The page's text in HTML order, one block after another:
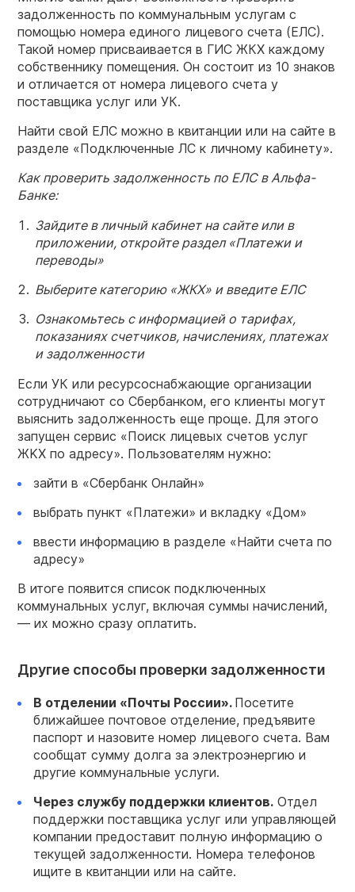
задолженность по коммунальным услугам с
помощью номера единого лицевого счета (ЕЛС).
Такой номер присваивается в ГИС ЖКХ каждому
собственнику помещения. Он состоит из 10 знаков
и отличается от номера лицевого счета у
поставщика услуг или УК.
Найти свой ЕЛС можно в квитанции или на сайте в
разделе «Подключенные ЛС к личному кабинету».
Как проверить задолженность по ЕЛС в Альфа-
Банке:
Зайдите в личный кабинет на сайте или в
приложении, откройте раздел «Платежи и
переводы»
Выберите категорию «ЖКХ» и введите ЕЛС
Ознакомьтесь с информацией о тарифах,
показаниях счетчиков, начислениях, платежах
и задолженности
Если УК или ресурсоснабжающие организации
сотрудничают со Сбербанком, его клиенты могут
выяснить задолженность еще проще. Для этого
запущен сервис «Пoиcк лицeвыx cчeтoв ycлyг
ЖKX пo aдpecy». Пользователям нужно:
зайти в «Сбербанк Онлайн»
выбрать пункт «Платежи» и вкладку «Дом»
ввести информацию в разделе «Найти счета по
адресу»
В итоге появится список подключенных
коммунальных услуг, включая суммы начислений,
— их можно сразу оплатить.
Другие способы проверки задолженности
В отделении «Почты России». Посетите
ближайшее почтовое отделение, предъявите
паспорт и назовите номер лицевого счета. Вам
сообщат сумму долга за электроэнергию и
другие коммунальные услуги.
Через службу поддержки клиентов. Отдел
поддержки поставщика услуг или управляющей
компании предоставит полную информацию о
текущей задолженности. Номера телефонов
ищите в квитанции или на сайте.